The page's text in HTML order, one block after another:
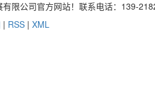
限公司官方网站！联系电话：139-
| RSS | XML